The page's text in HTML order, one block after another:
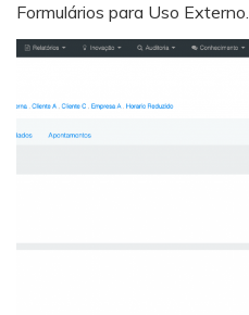
Formulários para Uso Externo.